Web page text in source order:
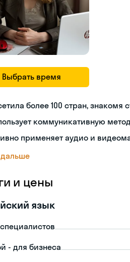
Выбрать время
более 100 стран, знакомя
коммуникативную
применяет аудио и
дальше
и цены
язык
- для бизнеса